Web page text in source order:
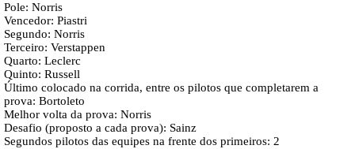
Pole: Norris
Vencedor: Piastri
Segundo: Norris
Terceiro: Verstappen
Quarto: Leclerc
Quinto: Russell
Último colocado na corrida, entre os pilotos que completarem a
prova: Bortoleto
Melhor volta da prova: Norris
Desafio (proposto a cada prova): Sainz
Segundos pilotos das equipes na frente dos primeiros: 2